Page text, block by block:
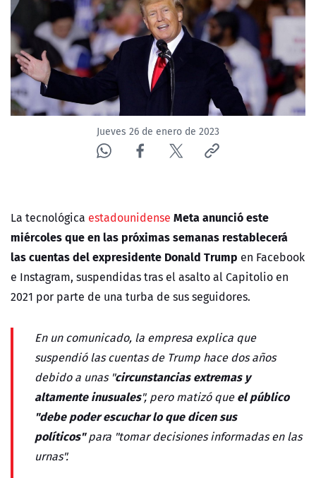
ACTUALIDAD Y TENDENCIAS
CORPORATIVO Y TRANSPARENCIA
CANAL DE DENUNCIAS
ÁREA DE PROYECTOS
Jueves 26 de enero de 2023
La tecnológica estadounidense Meta anunció este
miércoles que en las próximas semanas restablecerá
las cuentas del expresidente Donald Trump en Facebook
e Instagram, suspendidas tras el asalto al Capitolio en
2021 por parte de una turba de sus seguidores.
En un comunicado, la empresa explica que
suspendió las cuentas de Trump hace dos años
debido a unas "circunstancias extremas y
altamente inusuales", pero matizó que el público
"debe poder escuchar lo que dicen sus
políticos" para "tomar decisiones informadas en las
urnas".